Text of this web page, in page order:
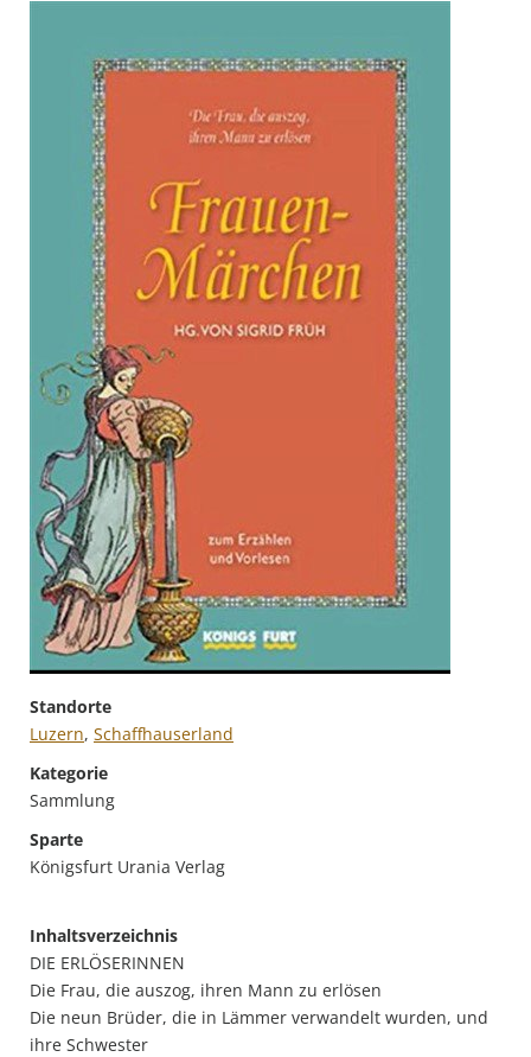
Standorte
Luzern, Schaffhauserland
Kategorie
Sammlung
Sparte
Königsfurt Urania Verlag
Inhaltsverzeichnis
DIE ERLÖSERINNEN
Die Frau, die auszog, ihren Mann zu erlösen
Die neun Brüder, die in Lämmer verwandelt wurden, und
ihre Schwester